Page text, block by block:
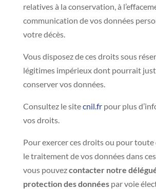
relatives à la conservation, à
communication de vos données
votre décès.
Vous disposez de ces droits sous
légitimes impérieux dont pourrait
conserver vos données.
Consultez le sitecnil.frpour plus
vos droits.
Pour exercer ces droits ou pour
le traitement de vos données dans
vous pouvezcontacter notre
protection des donnéespar voie